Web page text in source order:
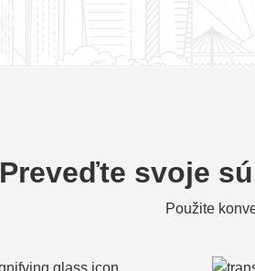
Preveďte svoje
Použite